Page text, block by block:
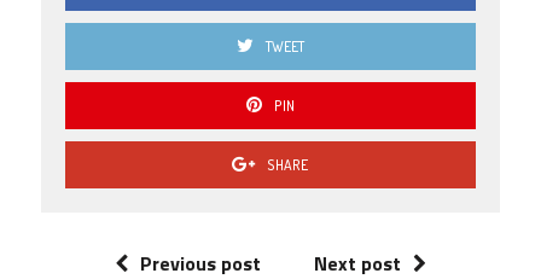
TWEET
PIN
SHARE
Previous post Next post